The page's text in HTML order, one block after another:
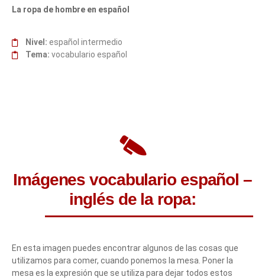
La ropa de hombre en español
Nivel: español intermedio
Tema: vocabulario español
Imágenes vocabulario español –
inglés de la ropa:
En esta imagen puedes encontrar algunos de las cosas que
utilizamos para comer, cuando ponemos la mesa. Poner la
mesa es la expresión que se utiliza para dejar todos estos